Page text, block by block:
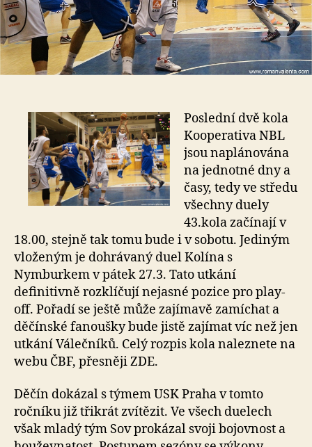
Poslední dvě kola
Kooperativa NBL
jsou naplánována
na jednotné dny a
časy, tedy ve středu
všechny duely
43.kola začínají v
18.00, stejně tak tomu bude i v sobotu. Jediným
vloženým je dohrávaný duel Kolína s
Nymburkem v pátek 27.3. Tato utkání
definitivně rozklíčují nejasné pozice pro play-
off. Pořadí se ještě může zajímavě zamíchat a
děčínské fanoušky bude jistě zajímat víc než jen
utkání Válečníků. Celý rozpis kola naleznete na
webu ČBF, přesněji ZDE.
Děčín dokázal s týmem USK Praha v tomto
ročníku již třikrát zvítězit. Ve všech duelech
však mladý tým Sov prokázal svoji bojovnost a